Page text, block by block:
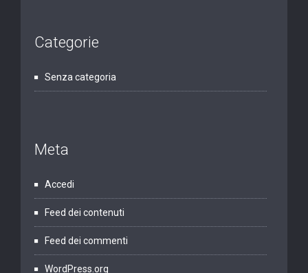
Categorie
Senza categoria
Meta
Accedi
Feed dei contenuti
Feed dei commenti
WordPress.org